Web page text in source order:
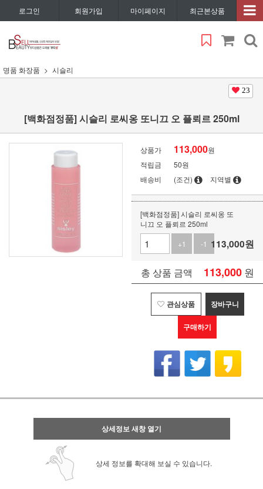
로그인 회원가입 마이페이지 최근본상품
명품 화장품 시슬리
23
[백화점정품] 시슬리 로씨옹 또니끄 오 플뢰르 250ml
상품가 113,000원
적립금
50원
배송비
(조건) 지역별
[백화점정품] 시슬리 로씨옹 또
니끄 오 플뢰르 250ml
+1
-1 113,000원
총 상품 금액 113,000 원
관심상품 장바구니
구매하기
상세정보 새창 열기
상세 정보를 확대해 보실 수 있습니다.